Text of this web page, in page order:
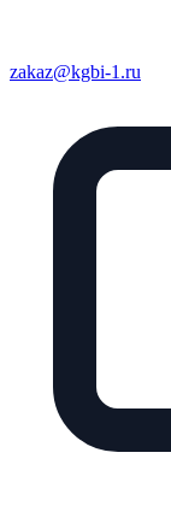
zakaz@kgbi-1.ru